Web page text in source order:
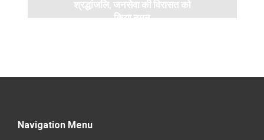
श्रद्धांजलि, जनसेवा की विरासत को
किया नमन
Navigation Menu